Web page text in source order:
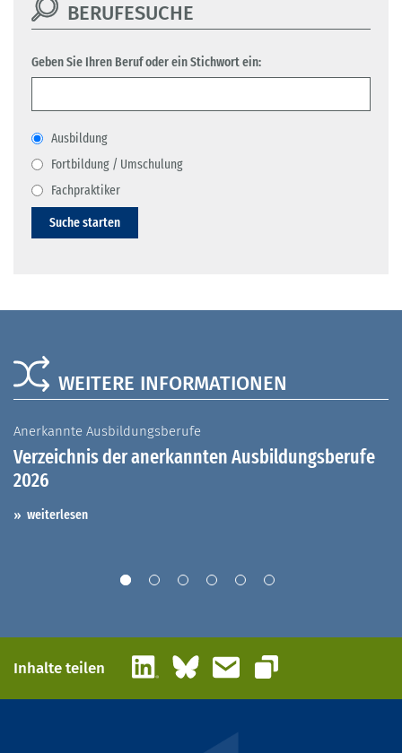
BERUFESUCHE
Geben Sie Ihren Beruf oder ein Stichwort ein:
Ausbildung
Fortbildung / Umschulung
Fachpraktiker
Suche starten
WEITERE INFORMATIONEN
Anerkannte Ausbildungsberufe
Verzeichnis der anerkannten Ausbildungsberufe
2026
weiterlesen
Inhalte teilen LinkedInBlueskyE-Mail
Link kopieren